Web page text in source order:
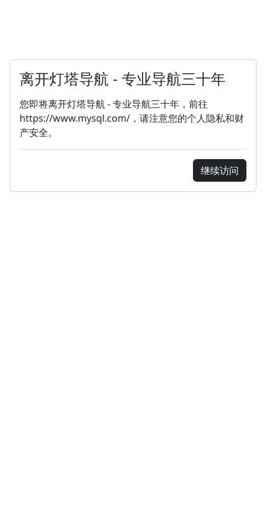
离开灯塔导航 - 专业导航三十年
您即将离开灯塔导航 - 专业导航三十年，前往
https://www.mysql.com/，请注意您的个人隐私和财
产安全。
继续访问